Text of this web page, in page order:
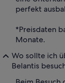
perfekt
*Preisdaten
Monate.
Wo sollte ich
Belantis